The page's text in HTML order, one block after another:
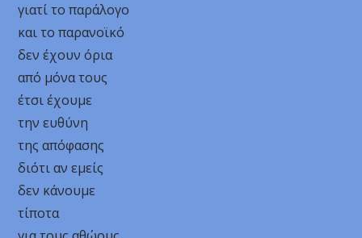
γιατί το παράλογο
και το παρανοϊκό
δεν έχουν όρια
από μόνα τους
έτσι έχουμε
την ευθύνη
της απόφασης
διότι αν εμείς
δεν κάνουμε
τίποτα